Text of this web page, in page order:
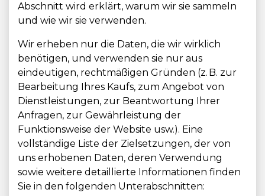
Abschnitt wird erklärt, warum wir sie sammeln
und wie wir sie verwenden.
Wir erheben nur die Daten, die wir wirklich
benötigen, und verwenden sie nur aus
eindeutigen, rechtmäßigen Gründen (z. B. zur
Bearbeitung Ihres Kaufs, zum Angebot von
Dienstleistungen, zur Beantwortung Ihrer
Anfragen, zur Gewährleistung der
Funktionsweise der Website usw.). Eine
vollständige Liste der Zielsetzungen, der von
uns erhobenen Daten, deren Verwendung
sowie weitere detaillierte Informationen finden
Sie in den folgenden Unterabschnitten: